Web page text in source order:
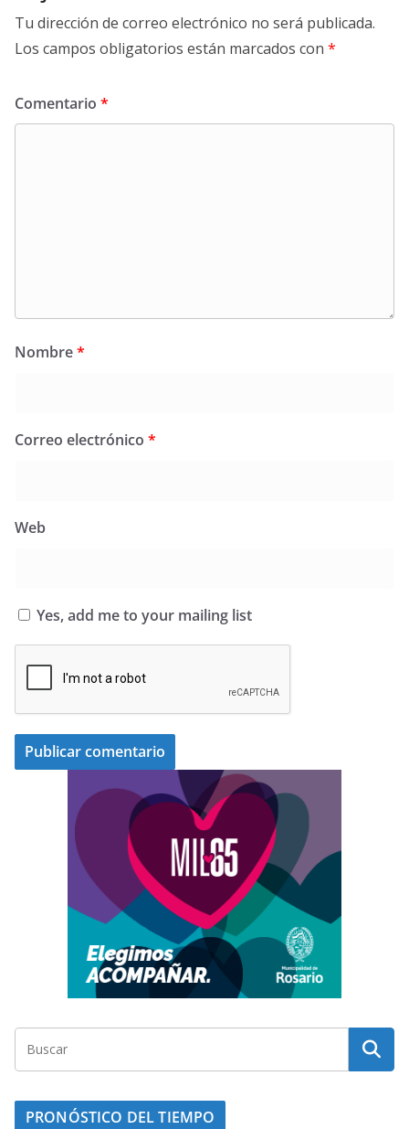
Tu dirección de correo electrónico no será publicada.
Los campos obligatorios están marcados con *
Comentario *
Nombre*
Correo electrónico *
Web
Yes, add me to your mailing list
PRONÓSTICO DEL TIEMPO